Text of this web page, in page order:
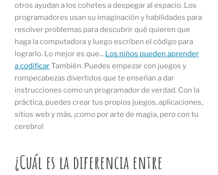
otros ayudan a los cohetes a despegar al espacio. Los
programadores usan su imaginación y habilidades para
resolver problemas para descubrir qué quieren que
haga la computadora y luego escriben el código para
lograrlo. Lo mejor es que... Los niños pueden aprender
a codificarTambién. Puedes empezar con juegos y
rompecabezas divertidos que te enseñan a dar
instrucciones como un programador de verdad. Con la
práctica, puedes crear tus propios juegos, aplicaciones,
sitios web y más, ¡como por arte de magia, pero con tu
cerebro!
¿Cuál es la diferencia entre